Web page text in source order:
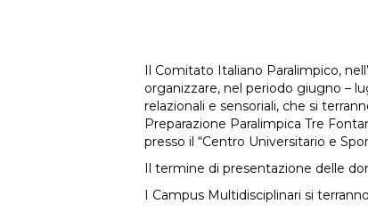
Il Comitato Italiano Paralimpico,
organizzare, nel periodo giugno –
relazionali e sensoriali, che si
Preparazione Paralimpica Tre
presso il “Centro Universitario e
Il termine di presentazione delle
I Campus Multidisciplinari si